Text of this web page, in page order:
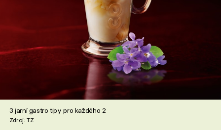
3 jarní gastro tipy pro každého 2
Zdroj: TZ